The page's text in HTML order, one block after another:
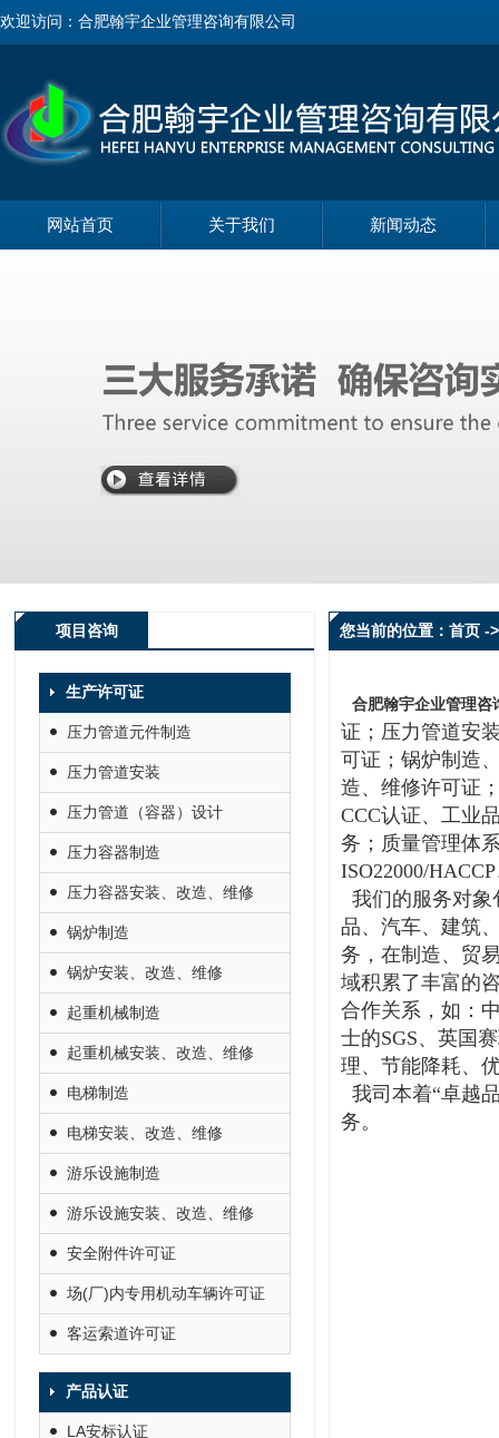
欢迎访问：合肥翰宇企业管理咨询有限公司
网站首页 关于我们 新闻动态
项目咨询
生产许可证
压力管道元件制造
压力管道安装
压力管道（容器）设计
压力容器制造
压力容器安装、改造、维修
锅炉制造
锅炉安装、改造、维修
起重机械制造
起重机械安装、改造、维修
电梯制造
电梯安装、改造、维修
游乐设施制造
游乐设施安装、改造、维修
安全附件许可证
场(厂)内专用机动车辆许可证
客运索道许可证
产品认证
LA安标认证
您当前的位置：首页 -
合肥翰宇企业管理咨
证；压力管道安
可证；锅炉制造
造、维修许可证
CCC认证、工业
务；质量管理体
ISO22000/
我们的服务对象
品、汽车、建筑
务，在制造、贸
域积累了丰富的
合作关系，如：
士的SGS、英国
理、节能降耗、
我司本着“卓越
务。